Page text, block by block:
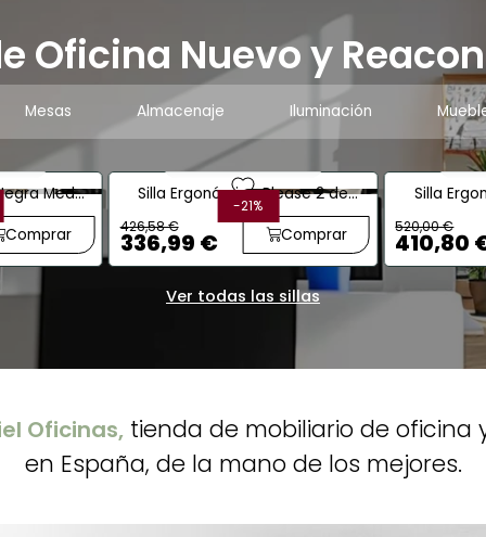
Oficina Nuevo y
Mesas Almacenaje Iluminación
2 de
en
Comprar
favorite
Reacondicionado
Silla Ergonómica Please II de
Steelcase de Piel
4 Unid.
520,00 €
410,80 € Comprar
-21%
Silla
Brazos
Original
174,00 €
137,46
Ver todas las sillas
Oficinas, tienda de mobiliario de oficina
en España, de la mano de los mejores.